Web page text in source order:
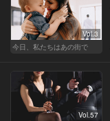
Vol.3
今日、私たちはあの街で
Vol.57